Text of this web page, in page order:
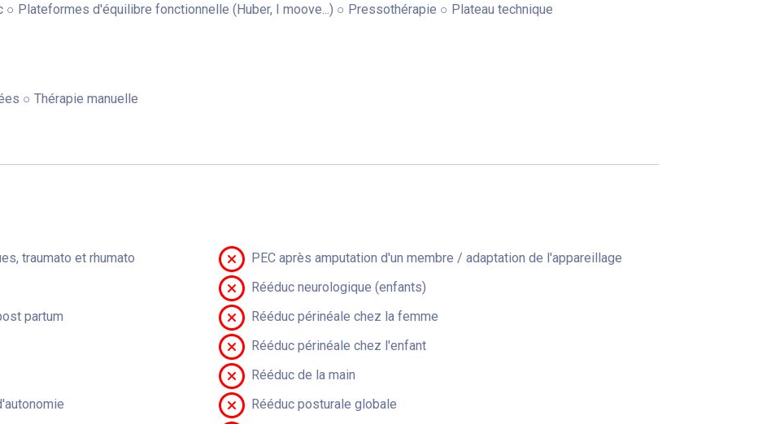
Plateformes d'équilibre fonctionnelle (Huber, I moove...) ○ Pressothérapie ○ Plateau technique
○ Thérapie manuelle
traumato et rhumato
PEC après amputation d'un membre / adaptation de l'appareillage
Rééduc neurologique (enfants)
partum
Rééduc périnéale chez la femme
Rééduc périnéale chez l'enfant
Rééduc de la main
Rééduc posturale globale